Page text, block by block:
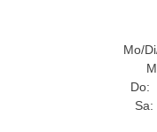
Mo/
Do: